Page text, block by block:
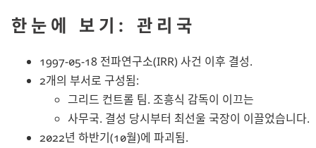
한눈에 보기: 관리국
1997-05-18 전파연구소(IRR) 사건 이후 결성.
2개의 부서로 구성됨:
그리드 컨트롤 팀. 조흥식 감독이 이끄는
사무국. 결성 당시부터 최선울 국장이 이끌었습니다.
2022년 하반기(10월)에 파괴됨.